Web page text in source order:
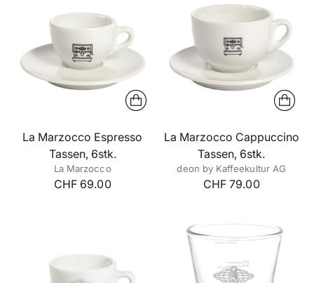
La Marzocco Espresso
Tassen, 6stk.
La Marzocco
CHF 69.00
La Marzocco Cappuccino
Tassen, 6stk.
deon by Kaffeekultur AG
CHF 79.00